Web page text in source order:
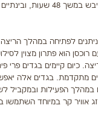
הרטובות להתייבש במשך 48
לפתיחה במהלך הריצה
הוא פתרון מצוין
כיום קיימים בגדים פרי
מתקדמת. בגדים אלה
במהלך הפעילות ובמקביל
אוויר קר במיוחד השתמשו